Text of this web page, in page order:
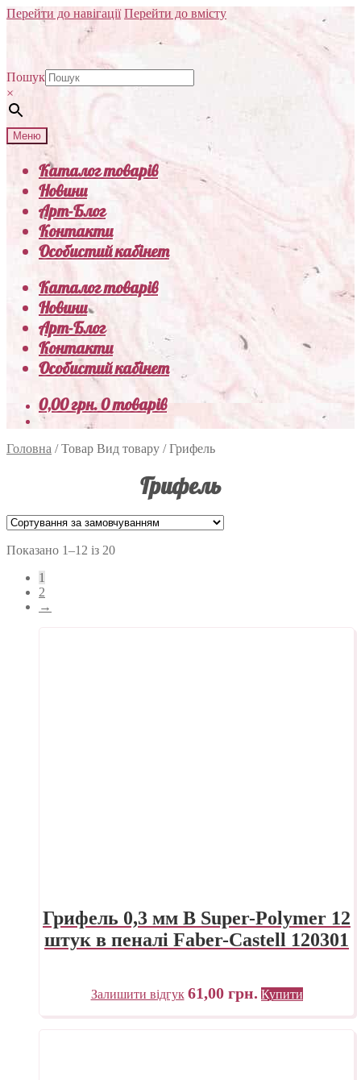
Перейти до навігації Перейти до вмісту
Пошук
×
Меню
Каталог товарів
Новини
Арт-Блог
Контакти
Особистий кабінет
Каталог товарів
Новини
Арт-Блог
Контакти
Особистий кабінет
0,00грн.0 товарів
Головна /Товар Вид товару /Грифель
Грифель
Показано 1–12 із 20
1
2
→
Грифель 0,3 мм B Super-Polymer 12
штук в пеналі Faber-Castell 120301
Залишити відгук 61,00 грн. Купити